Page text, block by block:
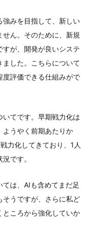
強みを目指して、新しい
ん。そのために、新規
が、開発が良いシステ
ました。こちらについて
度評価できる仕組みがで
てです。早期戦力化は
ようやく前期あたりか
力化してきており、1人
です。
は、AIも含めてまだ足
そうですが、さらに私ど
ところから強化していか